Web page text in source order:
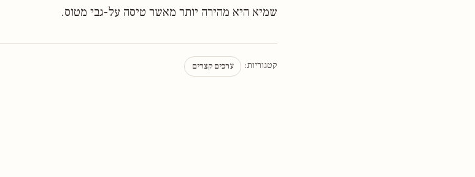
שמיא היא מהירה יותר מאשר טיסה על-גבי מטוס.
קטגוריות: ערכים קצרים